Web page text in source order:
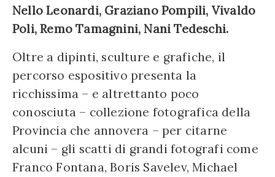
Nello Leonardi, Graziano Pompili, Vivaldo
Poli, Remo Tamagnini, Nani Tedeschi.
Oltre a dipinti, sculture e grafiche, il
percorso espositivo presenta la
ricchissima – e altrettanto poco
conosciuta – collezione fotografica della
Provincia che annovera – per citarne
alcuni – gli scatti di grandi fotografi come
Franco Fontana, Boris Savelev, Michael